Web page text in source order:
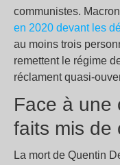
communistes.
en 2020 devant les
au moins trois
remettent le régime
réclament quasi-
Face à une
faits mis de
La mort de Quentin